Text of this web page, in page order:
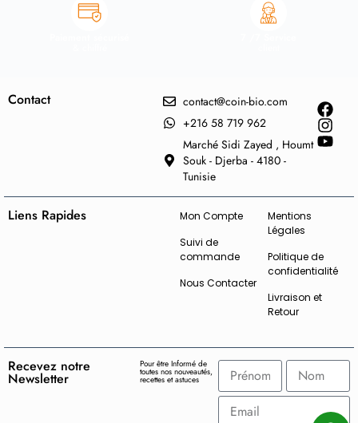
Contact
contact@coin-bio.com
+216 58 719 962
Marché Sidi Zayed , Houmt
Souk - Djerba - 4180 -
Tunisie
Liens Rapides
Mon Compte
Suivi de
commande
Nous Contacter
Mentions
Légales
Politique de
confidentialité
Livraison et
Retour
Pour être Informé de
toutes nos nouveautés,
recettes et astuces
Recevez notre
Newsletter